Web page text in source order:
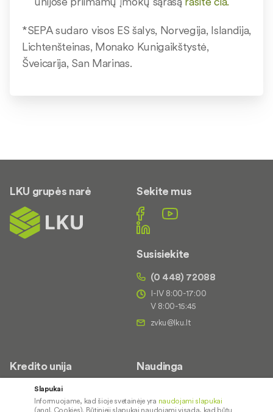
*SEPA sudaro visos ES šalys, Norvegija, Islandija,
Lichtenšteinas, Monako Kunigaikštystė,
Šveicarija, San Marinas.
LKU grupės narė Sekite mus
Susisiekite
(0 448) 72088
I-IV 8:00-17:00
V 8:00-15:45
Kredito unija
Apie mus
Kontaktai
Naudinga
Palūkanų normos
Slapukai
Informuojame, kad šioje svetainėje yra naudojami slapukai
(angl. Cookies). Būtinieji slapukai naudojami visada, kad būtų